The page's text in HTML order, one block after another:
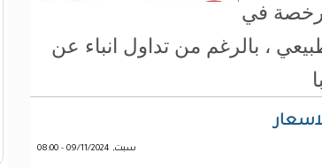
مرخصة في
، بالرغم من تداول انباء عن
سبت, 09/11/2024 - 08:00